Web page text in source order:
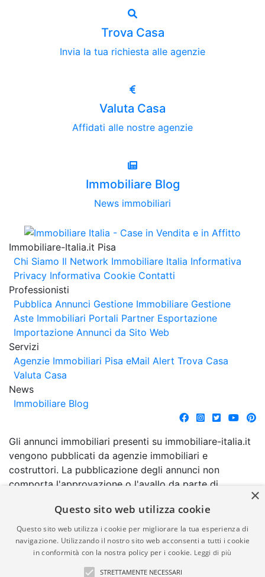
Trova Casa
Invia la tua richiesta alle agenzie
Valuta Casa
Affidati alle nostre agenzie
Immobiliare Blog
News immobiliari
Immobiliare-Italia.it Pisa
Chi Siamo Il Network Immobiliare Italia Informativa
Privacy Informativa Cookie Contatti
Professionisti
Pubblica Annunci Gestione Immobiliare Gestione
Aste Immobiliari Portali Partner Esportazione
Importazione Annunci da Sito Web
Servizi
Agenzie Immobiliari Pisa eMail Alert Trova Casa
Valuta Casa
News
Immobiliare Blog
Gli annunci immobiliari presenti su immobiliare-italia.it
vengono pubblicati da agenzie immobiliari e
costruttori. La pubblicazione degli annunci non
comporta l'approvazione o l'avallo da parte di
garanzia da parte di quest'ultima. immobiliare-italia.it
quindi non è responsabile della veridicità, della
correttezza, della completezza, della normativa in
materia di privacy e/o di alcun altro aspetto dei
suddetti annunci.
×
Questo sito web utilizza cookie
Questo sito web utilizza i cookie per migliorare la tua esperienza di
navigazione. Utilizzando il nostro sito web acconsenti a tutti i cookie
in conformità con la nostra policy per i cookie. Leggi di più
STRETTAMENTE NECESSARI